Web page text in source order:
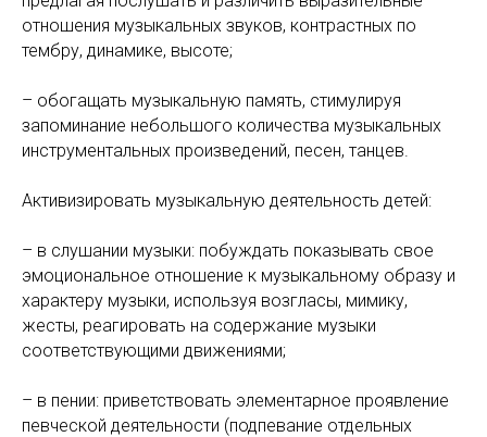
отношения музыкальных звуков, контрастных по
тембру, динамике, высоте;
– обогащать музыкальную память, стимулируя
запоминание небольшого количества музыкальных
инструментальных произведений, песен, танцев.
Активизировать музыкальную деятельность детей:
– в слушании музыки: побуждать показывать свое
эмоциональное отношение к музыкальному образу и
характеру музыки, используя возгласы, мимику,
жесты, реагировать на содержание музыки
соответствующими движениями;
– в пении: приветствовать элементарное проявление
певческой деятельности (подпевание отдельных